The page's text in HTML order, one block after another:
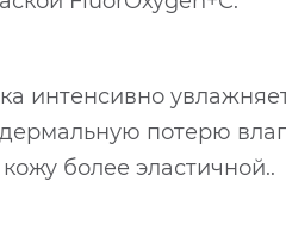
интенсивно
потерю
более эластичной..